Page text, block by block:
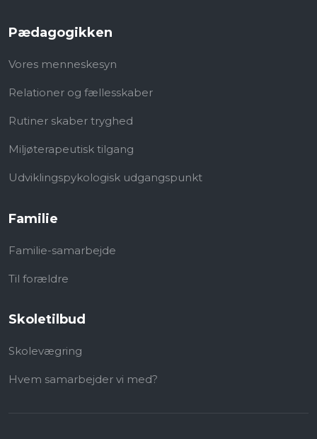
Pædagogikken
Vores menneskesyn
Relationer og fællesskaber
Rutiner skaber tryghed
Miljøterapeutisk tilgang
Udviklingspykologisk​ udgangspunkt
Familie
Familie-samarbejde
Til forældre
Skoletilbud
Skolevægring
Hvem samarbejder vi med?